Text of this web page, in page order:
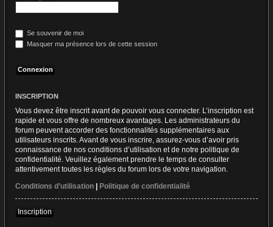
Se souvenir de moi
Masquer ma présence lors de cette session
INSCRIPTION
Vous devez être inscrit avant de pouvoir vous connecter. L’inscription est
rapide et vous offre de nombreux avantages. Les administrateurs du
forum peuvent accorder des fonctionnalités supplémentaires aux
utilisateurs inscrits. Avant de vous inscrire, assurez-vous d’avoir pris
connaissance de nos conditions d’utilisation et de notre politique de
confidentialité. Veuillez également prendre le temps de consulter
attentivement toutes les règles du forum lors de votre navigation.
Conditions d’utilisation | Politique de confidentialité
Inscription